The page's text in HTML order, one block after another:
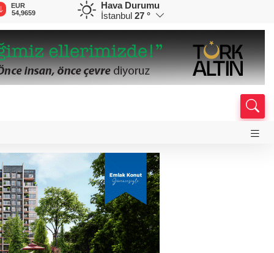
EUR
54,9659
GBP
64,1734
CHF
58,5626
Hava Durumu
İstanbul 27 °